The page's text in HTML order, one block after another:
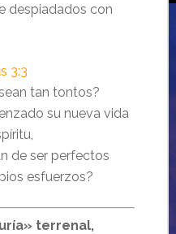
despiadados con
3:3
tan tontos?
su nueva vida
de ser perfectos
esfuerzos?
terrenal,